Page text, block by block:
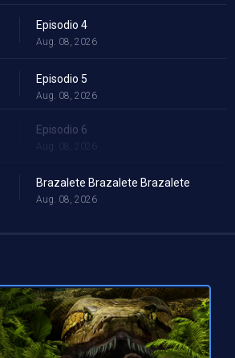
Episodio 4
Aug. 08, 2026
Episodio 5
Aug. 08, 2026
Episodio 6
Aug. 08, 2026
Brazalete Brazalete Brazalete
Aug. 08, 2026